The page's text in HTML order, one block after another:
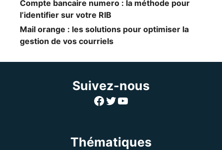
Compte bancaire numero : la méthode pour
l’identifier sur votre RIB
Mail orange : les solutions pour optimiser la
gestion de vos courriels
Suivez-nous
Facebook
Twitter
YouTube
Thématiques